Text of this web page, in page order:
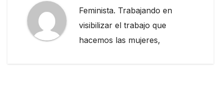
Feminista. Trabajando en
visibilizar el trabajo que
hacemos las mujeres,